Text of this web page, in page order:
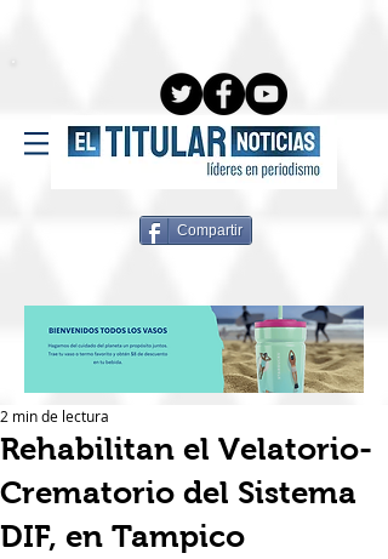
Compartir
Rehabilitan el Velatorio-
Crematorio del Sistema
DIF, en Tampico
2 min de lectura